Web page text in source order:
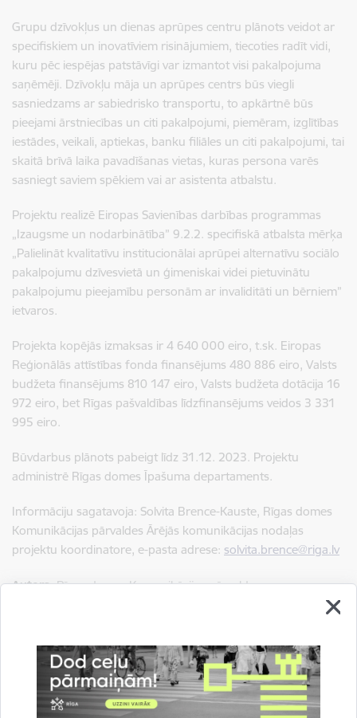
Grupu dzīvokļus un dienas aprūpes centru plānots veidot ar
specifiskiem un inovatīviem risinājumiem, tiecoties radīt vidi,
kuru pēc iespējas patstāvīgi var izmantot visi pakalpojuma
saņēmēji. Dzīvokļu māja un aprūpes centrs būs viegli
sasniedzams ar sabiedrisko transportu, to apkārtnē būs
pieejami ārstniecības un citi pakalpojumi, piemēram, izglītības
iestādes, veikali, aptiekas, banku filiāles un citi pakalpojumi, tai
skaitā brīvā laika pavadīšanas vietas, kuras persona varēs
sasniegt saviem spēkiem vai ar asistenta atbalstu.
Projektu realizē Eiropas Savienības darbības programmas
„Izaugsme un nodarbinātība” 9.2.2. specifiskā atbalsta mērķa
„Palielināt kvalitatīvu institucionālai aprūpei alternatīvu sociālo
pakalpojumu dzīvesvietā un ģimeniskai videi pietuvinātu
pakalpojumu pieejamību personām ar invaliditāti un bērniem”
ietvaros.
Projekta kopējās izmaksas ir 4 640 000 eiro, t.sk. Eiropas
Reģionālās attīstības fonda finansējums 480 886 eiro, Valsts
budžeta finansējums 810 147 eiro, Valsts budžeta dotācija 16
972 eiro, bet Rīgas pašvaldības līdzfinansējums veidos 3 331
995 eiro.
Būvdarbus plānots pabeigt līdz 31.12. 2023. Projektu
administrē Rīgas domes Īpašuma departaments.
Informāciju sagatavoja: Solvita Brence-Kauste, Rīgas domes
Komunikācijas pārvaldes Ārējās komunikācijas nodaļas
projektu koordinatore, e-pasta adrese: solvita.brence@riga.lv
Autors: Rīgas domes Komunikācijas pārvalde
Saistītas tēmas
Aktualitātes: Informācija medijiem Sociālais atbalsts